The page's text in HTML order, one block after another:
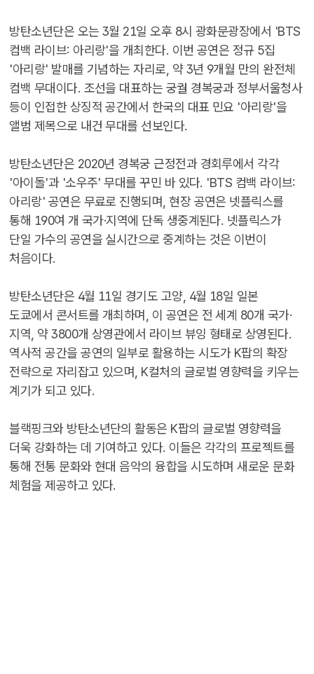
방탄소년단은 오는 3월 21일 오후 8시 광화문광장에서 'BTS
컴백 라이브: 아리랑'을 개최한다. 이번 공연은 정규 5집
'아리랑' 발매를 기념하는 자리로, 약 3년 9개월 만의 완전체
컴백 무대이다. 조선을 대표하는 궁궐 경복궁과 정부서울청사
등이 인접한 상징적 공간에서 한국의 대표 민요 '아리랑'을
앨범 제목으로 내건 무대를 선보인다.
방탄소년단은 2020년 경복궁 근정전과 경회루에서 각각
'아이돌'과 '소우주' 무대를 꾸민 바 있다. 'BTS 컴백 라이브:
아리랑' 공연은 무료로 진행되며, 현장 공연은 넷플릭스를
통해 190여 개 국가·지역에 단독 생중계된다. 넷플릭스가
단일 가수의 공연을 실시간으로 중계하는 것은 이번이
처음이다.
방탄소년단은 4월 11일 경기도 고양, 4월 18일 일본
도쿄에서 콘서트를 개최하며, 이 공연은 전 세계 80개 국가·
지역, 약 3800개 상영관에서 라이브 뷰잉 형태로 상영된다.
역사적 공간을 공연의 일부로 활용하는 시도가 K팝의 확장
전략으로 자리잡고 있으며, K컬처의 글로벌 영향력을 키우는
계기가 되고 있다.
블랙핑크와 방탄소년단의 활동은 K팝의 글로벌 영향력을
더욱 강화하는 데 기여하고 있다. 이들은 각각의 프로젝트를
통해 전통 문화와 현대 음악의 융합을 시도하며 새로운 문화
체험을 제공하고 있다.